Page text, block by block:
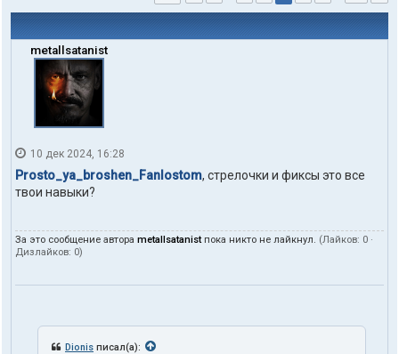
metallsatanist
10 дек 2024, 16:28
Prosto_ya_broshen_Fanlostom, стрелочки и фиксы это все
твои навыки?
За это сообщение автора metallsatanistпока никто не лайкнул. (Лайков: 0 ·
Дизлайков: 0)
Dionis писал(а):